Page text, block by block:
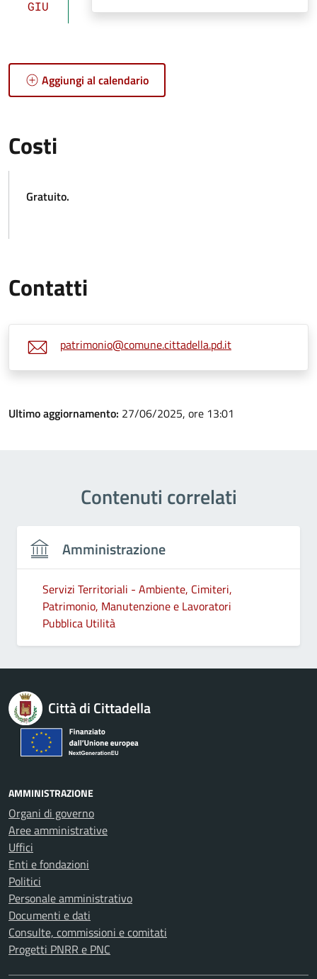
GIU
Aggiungi al calendario
Costi
Gratuito.
Contatti
patrimonio@comune.cittadella.pd.it
Ultimo aggiornamento: 27/06/2025, ore 13:01
Contenuti correlati
Amministrazione
Servizi Territoriali - Ambiente, Cimiteri,
Patrimonio, Manutenzione e Lavoratori
Pubblica Utilità
Città di Cittadella
AMMINISTRAZIONE
Organi di governo
Aree amministrative
Uffici
Enti e fondazioni
Politici
Personale amministrativo
Documenti e dati
Consulte, commissioni e comitati
Progetti PNRR e PNC